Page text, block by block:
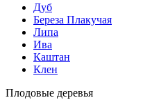
Дуб
Береза Плакучая
Липа
Ива
Каштан
Клен
Плодовые деревья